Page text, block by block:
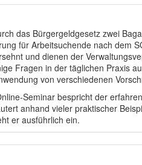
das Bürgergeldgesetz zwei
für Arbeitsuchende nach dem
und dienen der
Fragen in der täglichen Praxis
von verschiedenen
Seminar bespricht der
anhand vieler praktischer
er ausführlich ein.